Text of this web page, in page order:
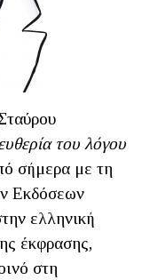
του λόγου
σήμερα με τη
Εκδόσεων
ελληνική
έκφρασης,
στη